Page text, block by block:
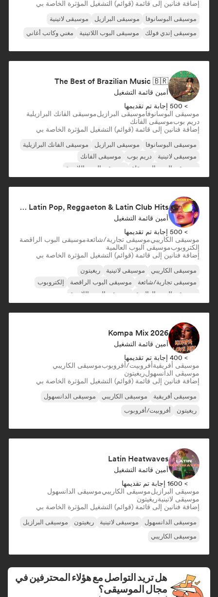
إضافة فنانين إلى قائمة (قوائم) التشغيل المؤثرة الخاصة بي
موسيقى البوسانوفا موسيقى البرازيل
موسيقى لاتينية
موسيقى إندي فولك
موسيقى البوب اللاتينية مغني وكاتب أغاني
The Best of Brazilian Music 🇧🇷
أمين قائمة التشغيل
> 500 إجابة تم تقديمها
موسيقى البوسانوفاموسيقى البرازيلموسيقى الفانك البرازيلية
دريم بوبموسيقى الفانك
إضافة فنانين إلى قائمة (قوائم) التشغيل المؤثرة الخاصة بي
موسيقى البوسانوفا موسيقى البرازيل
موسيقى الفانك البرازيلية
موسيقى لاتينية
دريم بوب
موسيقى الفانك
موسيقى البوب المستقلة
موسيقى البوب اللاتينية
Sabor Pop 🌶️ Latin Pop, Reggaeton & Latin Club Hits
أمين قائمة التشغيل
> 500 إجابة تم تقديمها
موسيقى الكاريبيموسيقى تجارية/شائعةموسيقى البوب الراقصة
إلكتروبوبموسيقى البوب العالمية
إضافة فنانين إلى قائمة (قوائم) التشغيل المؤثرة الخاصة بي
موسيقى الكاريبي موسيقى لاتينية
ريغيتون
موسيقى تجارية/شائعة
موسيقى البوب الراقصة
إلكتروبوب
موسيقى البوب العالمية
موسيقى البوب اللاتينية
Kompa Mix 2026
أمين قائمة التشغيل
> 400 إجابة تم تقديمها
موسيقى أفريقيةأفروبيت/أفروبوبموسيقى الكاريبي
موسيقى الدانسهولريغيتون
إضافة فنانين إلى قائمة (قوائم) التشغيل المؤثرة الخاصة بي
موسيقى أفريقية موسيقى الكاريبي
موسيقى الدانسهول
ريغيتون
أفروبيت/أفروبوب
Latin Heatwaves
أمين قائمة التشغيل
> 1600 إجابة تم تقديمها
موسيقى البرازيلموسيقى الكاريبيموسيقى الدانسهول
موسيقى لاتينيةريغيتون
إضافة فنانين إلى قائمة (قوائم) التشغيل المؤثرة الخاصة بي
موسيقى الدانسهول موسيقى لاتينية ريغيتون
موسيقى البرازيل
موسيقى الكاريبي
هل تريد التواصل مع هؤلاء المحترفين في
مجال الموسيقى؟